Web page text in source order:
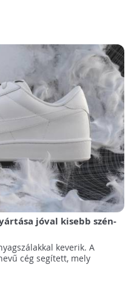
jóval kisebb szén-
keverik. A
cég segített, mely